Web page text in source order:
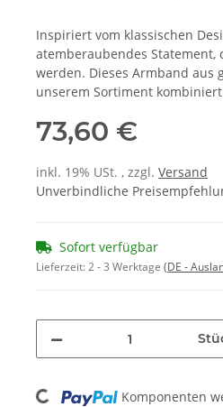
Inspiriert vom klassischen
atemberaubendes Statement,
werden. Dieses Armband aus
unserem Sortiment
73,60 €
inkl. 19% USt. , zzgl. Versand
Unverbindliche
Sofort verfügbar
Lieferzeit:2 - 3 Werktage (DE -
Loading... Komponenten